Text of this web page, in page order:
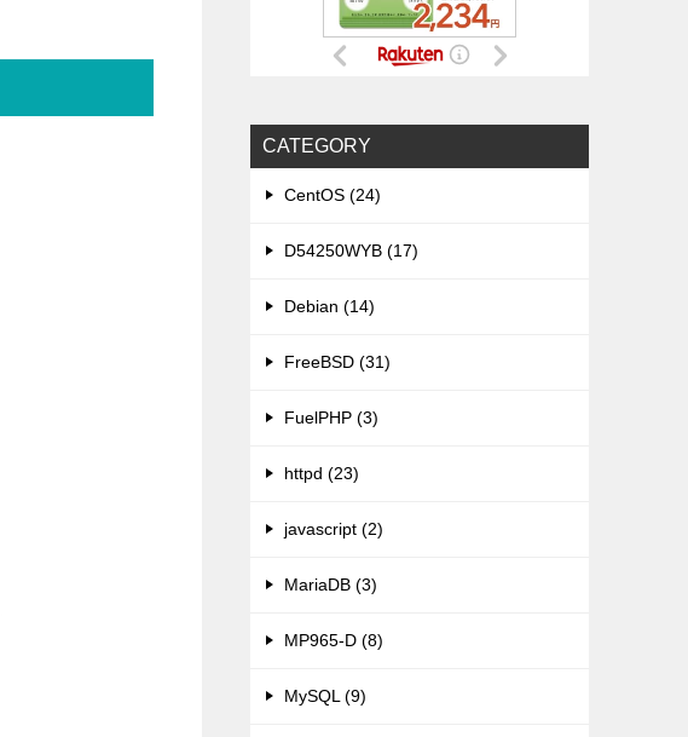
CATEGORY
CentOS (24)
D54250WYB (17)
Debian (14)
FreeBSD (31)
FuelPHP (3)
httpd (23)
javascript (2)
MariaDB (3)
MP965-D (8)
MySQL (9)